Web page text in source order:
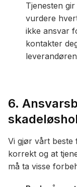
Tjenesten
vurdere
ikke ansvar
kontakter
6.
Vi gjør vårt beste
korrekt og at
må ta visse